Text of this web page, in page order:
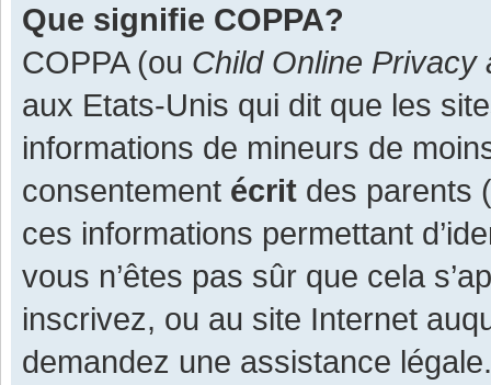
Que signifie COPPA?
COPPA (ou Child Online Privacy
aux Etats-Unis qui dit que les
informations de mineurs de
consentement écrit des parents
ces informations permettant
vous n’êtes pas sûr que cela
inscrivez, ou au site Internet
demandez une assistance